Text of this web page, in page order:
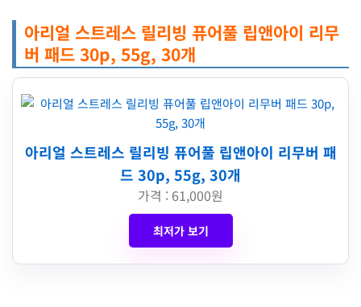
아리얼 스트레스 릴리빙 퓨어풀 립앤아이 리무
버 패드 30p, 55g, 30개
아리얼 스트레스 릴리빙 퓨어풀 립앤아이 리무버 패
드 30p, 55g, 30개
가격 : 61,000원
최저가 보기